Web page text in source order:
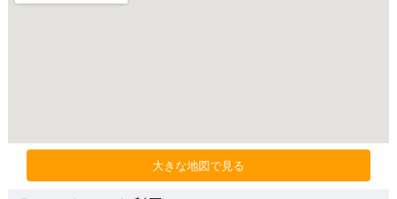
大きな地図で見る